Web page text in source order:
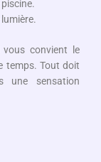
convient le
temps. Tout doit
une sensation